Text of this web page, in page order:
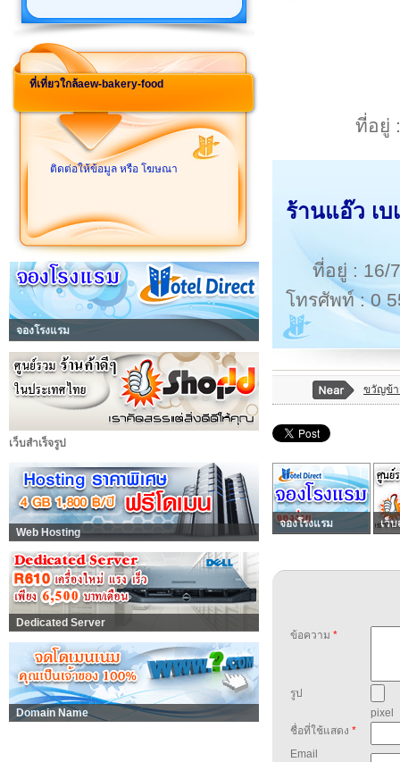
ที่เที่ยวใกล้aew-bakery-food
ติดต่อให้ข้อมูล หรือ โฆษณา
จองโรงแรม
เว็บสำเร็จรูป
Web Hosting
Dedicated Server
Domain Name
ที่อยู่
ร้านแอ๊ว เ
ที่อยู่ : 16/
โทรศัพท์ : 0
ขวัญข้
จองโรงแรม เว็บ
ข้อความ *
รูป
pixel
ชื่อที่ใช้แสดง *
Email